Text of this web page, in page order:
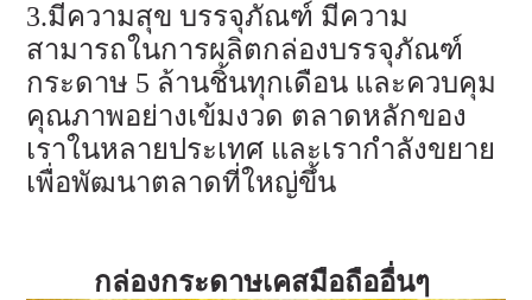
3.มีความสุข บรรจุภัณฑ์ มีความ
สามารถในการผลิตกล่องบรรจุภัณฑ์
กระดาษ 5 ล้านชิ้นทุกเดือน และควบคุม
คุณภาพอย่างเข้มงวด ตลาดหลักของ
เราในหลายประเทศ และเรากำลังขยาย
เพื่อพัฒนาตลาดที่ใหญ่ขึ้น
กล่องกระดาษเคสมือถืออื่นๆ